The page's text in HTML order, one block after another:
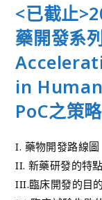
<已截止
藥開發系
in Human
PoC之策略
I. 藥物開發路線圖
II. 新藥研發的特點
III.臨床開發的目的